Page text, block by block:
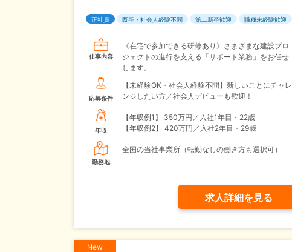
正社員 既卒・社会人経験不問 第二新卒歓迎 職種未経験歓迎
仕事内容
《在宅で参加できる研修あり》さまざまな建設プロ
ジェクトの進行を支える「サポート業務」をお任せ
します。
応募条件
【未経験OK・社会人経験不問】新しいことにチャレ
ンジしたい方／社会人デビューも歓迎！
年収
【年収例1】
350万円／入社1年目・22歳
【年収例2】
420万円／入社2年目・29歳
勤務地
全国の当社事業所（転勤なしの働き方も選択可）
求人詳細を見る
New